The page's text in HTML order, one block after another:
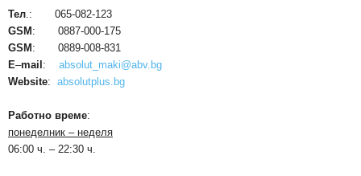
Тел.: 065-082-123
GSM : 0887-000-175
GSM : 0889-008-831
E–mail : absolut maki@abv.bg
Website: absolutplus.bg
Работно време:
понеделник – неделя
06:00 ч. – 22:30 ч.